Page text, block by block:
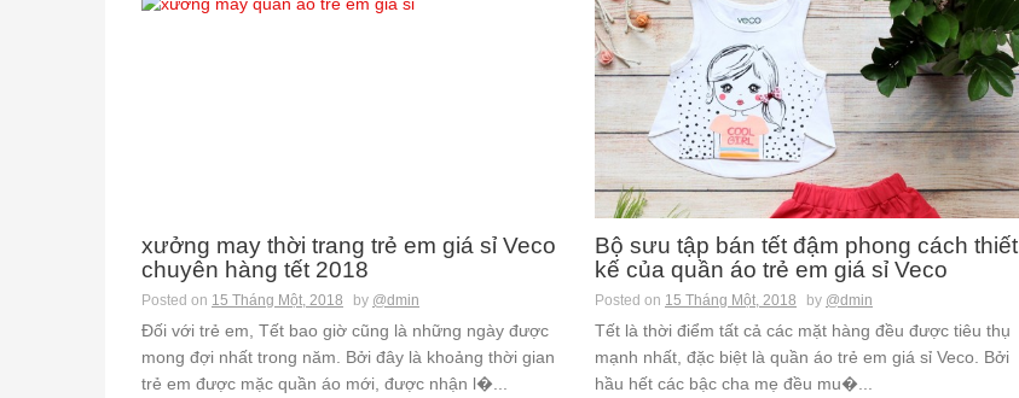
xưởng may thời trang trẻ em giá sỉ Veco
chuyên hàng tết 2018
Posted on 15 Tháng Một, 2018 by @dmin
Đối với trẻ em, Tết bao giờ cũng là những ngày được
mong đợi nhất trong năm. Bởi đây là khoảng thời gian
trẻ em được mặc quần áo mới, được nhận l�...
Bộ sưu tập bán tết đậm phong cách thiết
kế của quần áo trẻ em giá sỉ Veco
Posted on 15 Tháng Một, 2018 by @dmin
Tết là thời điểm tất cả các mặt hàng đều được tiêu thụ
mạnh nhất, đặc biệt là quần áo trẻ em giá sỉ Veco. Bởi
hầu hết các bậc cha mẹ đều mu�...